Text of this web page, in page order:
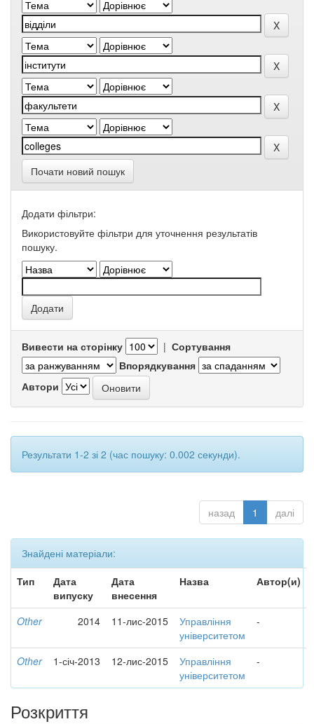
Почати новий пошук
Додати фільтри:
Використовуйте фільтри для уточнення результатів
пошуку.
Вивести на сторінку | Сортування
Впорядкування
Автори
Результати 1-2 зі 2 (час пошуку: 0.002 секунди).
назад 1 далі
Знайдені матеріали:
Тип
Дата
випуску
Дата
внесення
Назва Автор(и)
Other 2014 11-лис-2015
Управління
університетом
-
Other 1-січ-2013 12-лис-2015
Управління
університетом
-
Розкриття